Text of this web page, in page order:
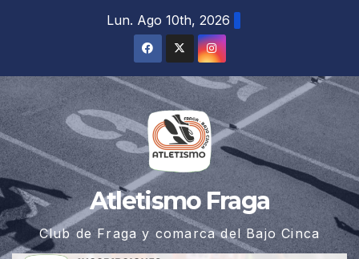
Lun. Ago 10th, 2026
Atletismo Fraga
Club de Fraga y comarca del Bajo Cinca